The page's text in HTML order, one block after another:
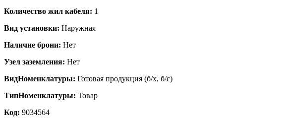
Количество жил кабеля: 1
Вид установки: Наружная
Наличие брони: Нет
Узел заземления: Нет
ВидНоменклатуры: Готовая продукция (б/х, б/с)
ТипНоменклатуры: Товар
Код: 9034564